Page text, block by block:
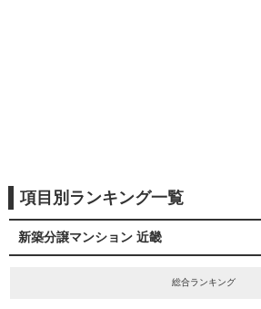
項目別ランキング一覧
新築分譲マンション 近畿
総合ランキング